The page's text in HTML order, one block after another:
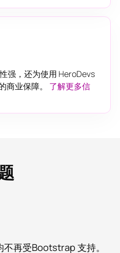
强，还为使用 HeroDevs
商业保障。 了解更多信
再受Bootstrap 支持。